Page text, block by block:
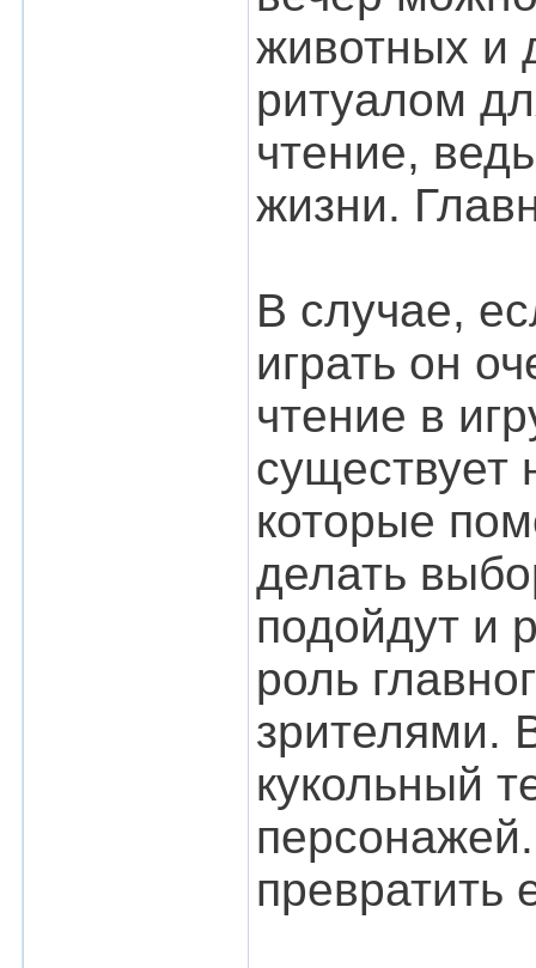
животных и
ритуалом
чтение,
жизни.
В случае,
играть он
чтение в
существует
которые
делать
подойдут и
роль
зрителями.
кукольный
превратить